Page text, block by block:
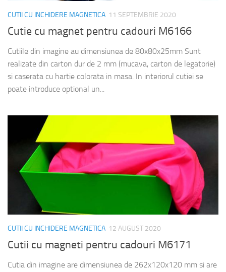
CUTII CU INCHIDERE MAGNETICA 11 SEPTEMBRIE 2020
Cutie cu magnet pentru cadouri M6166
Cutiile din imagine au dimensiunea de 80x80x25mm Sunt
realizate din carton dur de 2 mm (mucava, carton de legatorie)
si caserata cu hartie colorata in masa. In interiorul cutiei se
poate introduce optional un...
CUTII CU INCHIDERE MAGNETICA 12 AUGUST 2020
Cutii cu magneti pentru cadouri M6171
Cutia din imagine are dimensiunea de 262x120x120 mm si are